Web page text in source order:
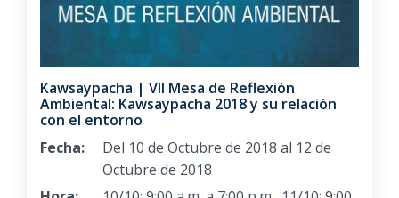
Kawsaypacha | VII Mesa de Reflexión
Ambiental: Kawsaypacha 2018 y su relación
con el entorno
Fecha:
Del 10 de Octubre de 2018 al 12 de
Octubre de 2018